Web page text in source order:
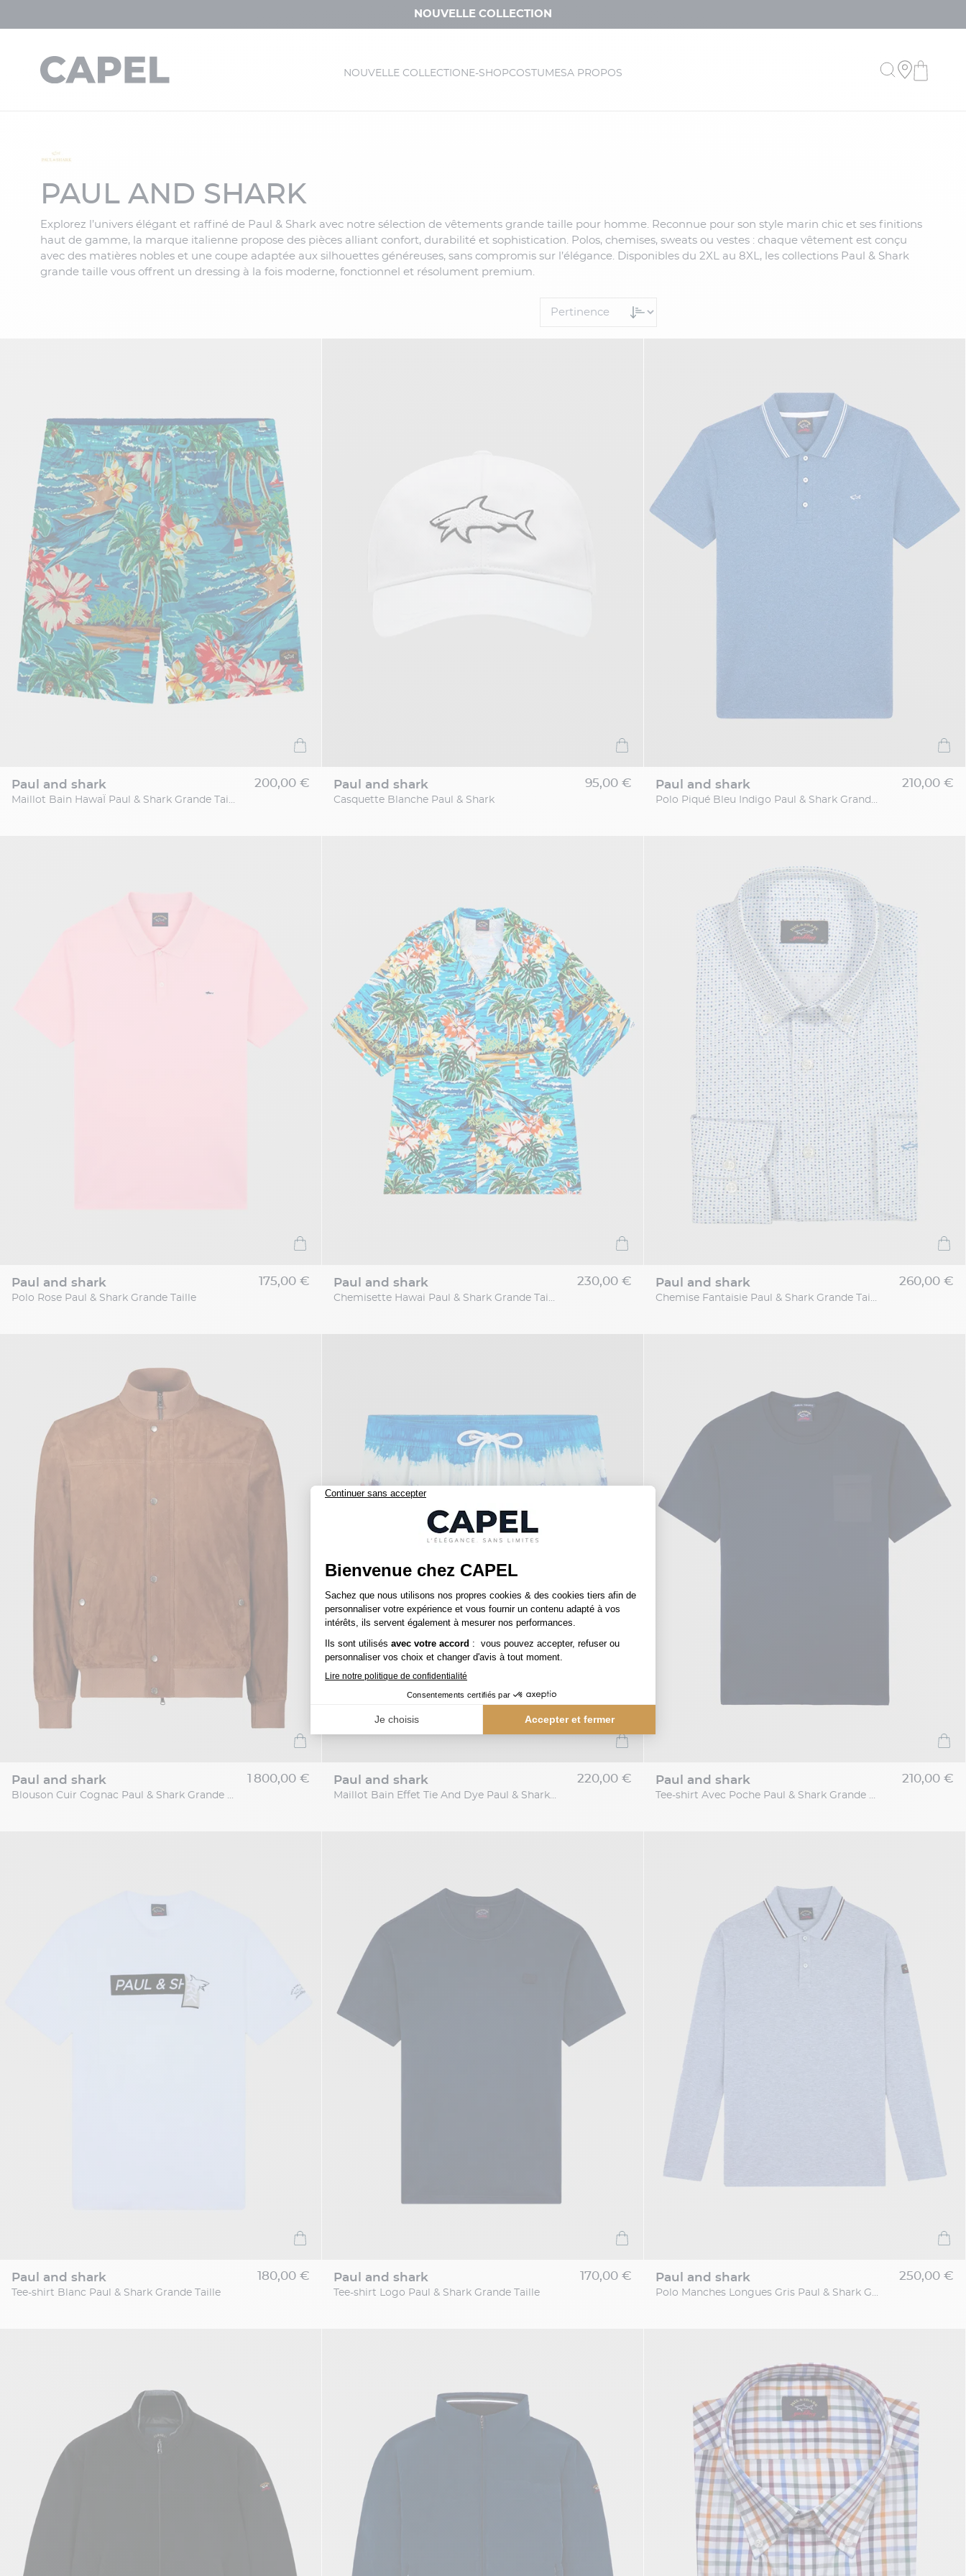
NOUVELLE COLLECTION
NOUVELLE COLLECTION E-SHOPCOSTUMESA PROPOS
PAUL AND SHARK
Explorez l’univers élégant et raffiné de Paul & Shark avec notre sélection de vêtements grande taille pour homme. Reconnue pour son style marin chic et ses finitions
haut de gamme, la marque italienne propose des pièces alliant confort, durabilité et sophistication. Polos, chemises, sweats ou vestes : chaque vêtement est conçu
avec des matières nobles et une coupe adaptée aux silhouettes généreuses, sans compromis sur l’élégance. Disponibles du 2XL au 8XL, les collections Paul & Shark
grande taille vous offrent un dressing à la fois moderne, fonctionnel et résolument premium.
paul and shark
Maillot Bain HawaÏ Paul & Shark Grande Taille
200,00 € paul and shark
Casquette Blanche Paul & Shark
95,00 € paul and shark
Polo Piqué Bleu Indigo Paul & Shark Grande Taille
210,00 €
paul and shark
Polo Rose Paul & Shark Grande Taille
175,00 € paul and shark 230,00 € paul and shark 260,00 €
paul and shark 1 800,00 € paul and shark 220,00 € paul and shark 210,00 €
paul and shark
Tee-shirt Blanc Paul & Shark Grande Taille
180,00 € paul and shark
Tee-shirt Logo Paul & Shark Grande Taille
170,00 € paul and shark
Polo Manches Longues Gris Paul & Shark Grande Taille
250,00 €